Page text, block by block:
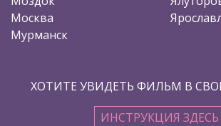
Москва
Мурманск
ХОТИТЕ УВИДЕТЬ ФИЛЬМ В
ИНСТРУКЦИЯ ЗДЕСЬ